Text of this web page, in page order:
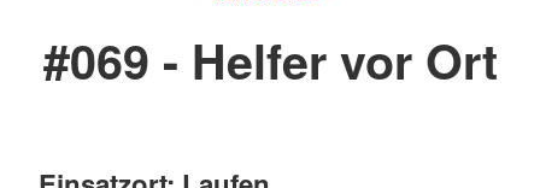
#069 - Helfer vor Ort